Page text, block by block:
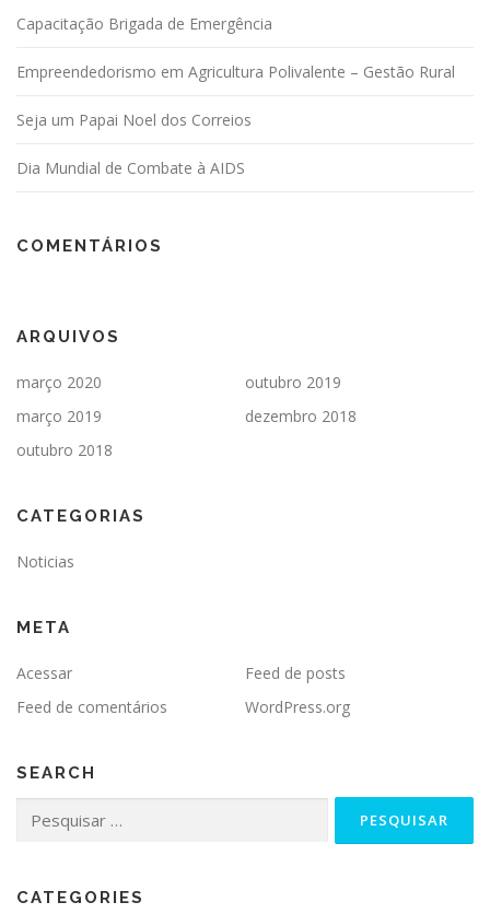
Capacitação Brigada de Emergência
Empreendedorismo em Agricultura Polivalente – Gestão Rural
Seja um Papai Noel dos Correios
Dia Mundial de Combate à AIDS
COMENTÁRIOS
ARQUIVOS
março 2020
outubro 2019
março 2019
dezembro 2018
outubro 2018
CATEGORIAS
Noticias
META
Acessar
Feed de posts
Feed de comentários
WordPress.org
SEARCH
CATEGORIES